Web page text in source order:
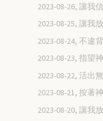
2023-08-26, 讓我
2023-08-25, 讓我
2023-08-24, 不違
2023-08-23, 指望
2023-08-22, 活出
2023-08-21, 按著
2023-08-20, 讓我